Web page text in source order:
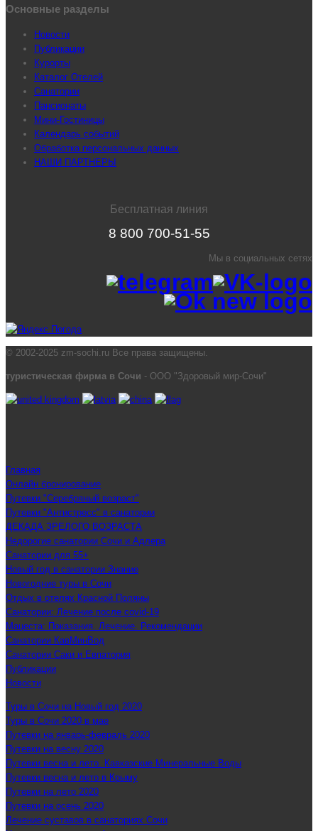
Основные разделы
Новости
Публикации
Курорты
Каталог Отелей
Санатории
Пансионаты
Мини-Гостиницы
Календарь событий
Обработка персональных данных
НАШИ ПАРТНЕРЫ
Бесплатная линия
8 800 700-51-55
Мы в социальных сетях
© 2002-2025 zm-sochi.ru Все права защищены.
туристическая фирма в Сочи - ООО "Здоровый мир-Сочи"
Главная
Онлайн бронирование
Путевки "Серебряный возраст"
Путевки "Антистресс" в санатории
ДЕКАДА ЗРЕЛОГО ВОЗРАСТА
Недорогие санатории Сочи и Адлера
Санатории для 55+
Новый год в санатории Знание
Новогодние туры в Сочи
Отдых в отелях Красной Поляны
Санатории: Лечение после covid-19
Мацеста: Показания. Лечение. Рекомендации
Санатории КавМинВод
Санатории Саки и Евпатория
Публикации
Новости
Туры в Сочи на Новый год 2020
Туры в Сочи 2020 в мае
Путевки на январь-февраль 2020
Путевки на весну 2020
Путевки весна и лето. Кавказские Минеральные Воды
Путевки весна и лето в Крыму
Путевки на лето 2020
Путевки на осень 2020
Лечение суставов в санаториях Сочи